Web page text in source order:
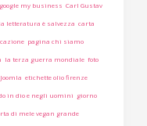
google my business Carl Gustav
la letteratura è salvezza carta
pagina chi siamo
la terza guerra mondiale foto
etichette olio firenze
in dio e negli uomini giorno
di mele vegan grande